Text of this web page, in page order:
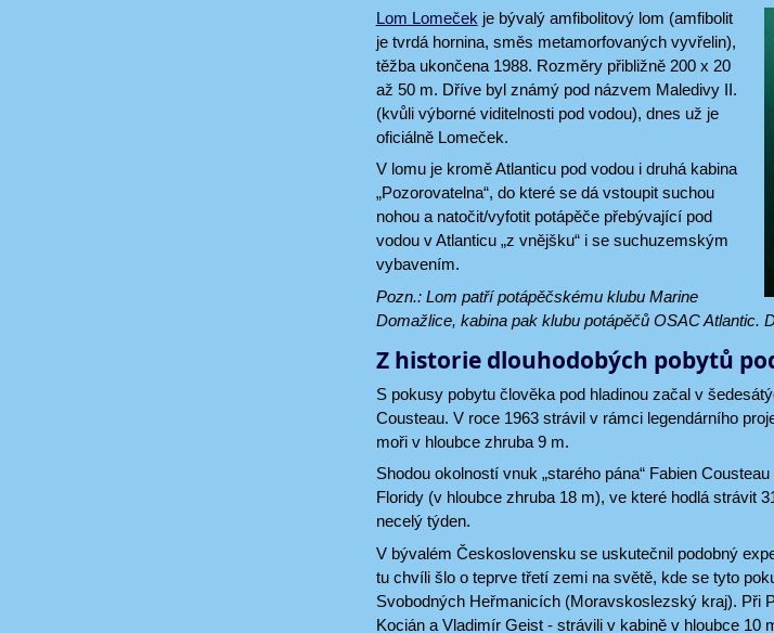
Lom Lomeček je bývalý amfibolitový lom (amfibolit
je tvrdá hornina, směs metamorfovaných vyvřelin),
těžba ukončena 1988. Rozměry přibližně 200 x 20
až 50 m. Dříve byl známý pod názvem Maledivy II.
(kvůli výborné viditelnosti pod vodou), dnes už je
oficiálně Lomeček.
V lomu je kromě Atlanticu pod vodou i druhá kabina
„Pozorovatelna“, do které se dá vstoupit suchou
nohou a natočit/vyfotit potápěče přebývající pod
vodou v Atlanticu „z vnějšku“ i se suchuzemským
vybavením.
Pozn.: Lom patří potápěčskému klubu Marine
Domažlice, kabina pak klubu potápěčů OSAC Atlantic.
Z historie dlouhodobých pobytů
S pokusy pobytu člověka pod hladinou začal v
Cousteau. V roce 1963 strávil v rámci legendárního
moři v hloubce zhruba 9 m.
Shodou okolností vnuk „starého pána“ Fabien
Floridy (v hloubce zhruba 18 m), ve které hodlá strávit
necelý týden.
V bývalém Československu se uskutečnil podobný
tu chvíli šlo o teprve třetí zemi na světě, kde se tyto
Svobodných Heřmanicích (Moravskoslezský kraj). Při
Kocián a Vladimír Geist - strávili v kabině v hloubce 10